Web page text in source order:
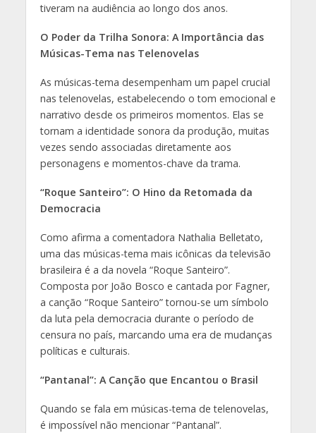
tiveram na audiência ao longo dos anos.
O Poder da Trilha Sonora: A Importância das
Músicas-Tema nas Telenovelas
As músicas-tema desempenham um papel crucial
nas telenovelas, estabelecendo o tom emocional e
narrativo desde os primeiros momentos. Elas se
tornam a identidade sonora da produção, muitas
vezes sendo associadas diretamente aos
personagens e momentos-chave da trama.
“Roque Santeiro”: O Hino da Retomada da
Democracia
Como afirma a comentadora Nathalia Belletato,
uma das músicas-tema mais icônicas da televisão
brasileira é a da novela “Roque Santeiro”.
Composta por João Bosco e cantada por Fagner,
a canção “Roque Santeiro” tornou-se um símbolo
da luta pela democracia durante o período de
censura no país, marcando uma era de mudanças
políticas e culturais.
“Pantanal”: A Canção que Encantou o Brasil
Quando se fala em músicas-tema de telenovelas,
é impossível não mencionar “Pantanal”.